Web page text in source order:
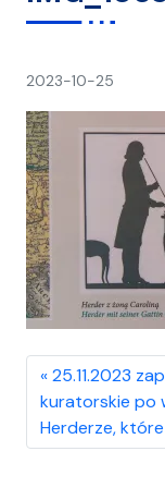
2023-10-25
25.11.2023
kuratorskie po
Herderze,